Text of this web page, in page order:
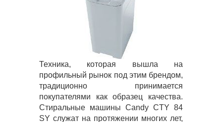
Техника, которая вышла на
профильный рынок под этим брендом,
традиционно принимается
покупателями как образец качества.
Стиральные машины Candy CTY 84
SY служат на протяжении многих лет,